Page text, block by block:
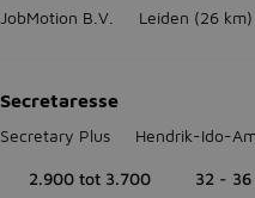
JobMotion B.V. Leiden (26 km)
Secretaresse
Secretary Plus Hendrik-Ido-
2.900 tot 3.700 32 -